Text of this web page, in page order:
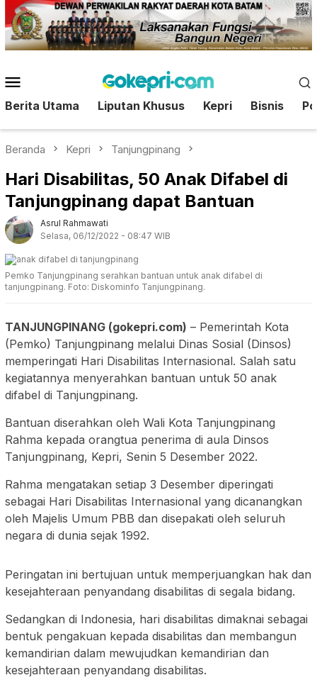
Loncat
ke
konten
Mobile
Berita Utama Liputan Khusus Kepri Bisnis
Beranda Kepri Tanjungpinang
Hari Disabilitas, 50 Anak Difabel di
Tanjungpinang dapat Bantuan
Asrul Rahmawati
Selasa, 06/12/2022 - 08:47 WIB
Pemko Tanjungpinang serahkan bantuan untuk anak difabel di
tanjungpinang. Foto: Diskominfo Tanjungpinang.
TANJUNGPINANG (gokepri.com) – Pemerintah Kota
(Pemko) Tanjungpinang melalui Dinas Sosial (Dinsos)
memperingati Hari Disabilitas Internasional. Salah satu
kegiatannya menyerahkan bantuan untuk 50 anak
difabel di Tanjungpinang.
Bantuan diserahkan oleh Wali Kota Tanjungpinang
Rahma kepada orangtua penerima di aula Dinsos
Tanjungpinang, Kepri, Senin 5 Desember 2022.
Rahma mengatakan setiap 3 Desember diperingati
sebagai Hari Disabilitas Internasional yang dicanangkan
oleh Majelis Umum PBB dan disepakati oleh seluruh
negara di dunia sejak 1992.
Peringatan ini bertujuan untuk memperjuangkan hak dan
kesejahteraan penyandang disabilitas di segala bidang.
Sedangkan di Indonesia, hari disabilitas dimaknai sebagai
bentuk pengakuan kepada disabilitas dan membangun
kemandirian dalam mewujudkan kemandirian dan
kesejahteraan penyandang disabilitas.